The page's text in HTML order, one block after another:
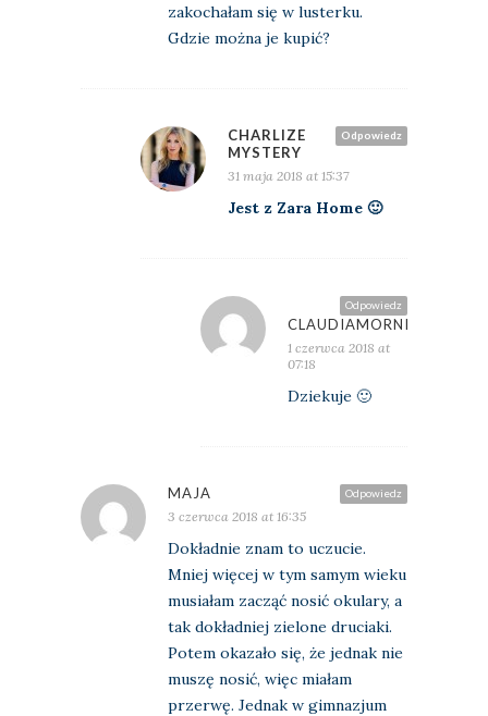
zakochałam się w lusterku.
Gdzie można je kupić?
Odpowiedz
CHARLIZE
MYSTERY
31 maja 2018 at 15:37
Jest z Zara Home 🙂
Odpowiedz
CLAUDIAMORNINGSTAR
1 czerwca 2018 at
07:18
Dziekuje 🙂
Odpowiedz
MAJA
3 czerwca 2018 at 16:35
Dokładnie znam to uczucie.
Mniej więcej w tym samym wieku
musiałam zacząć nosić okulary, a
tak dokładniej zielone druciaki.
Potem okazało się, że jednak nie
muszę nosić, więc miałam
przerwę. Jednak w gimnazjum